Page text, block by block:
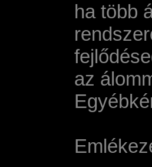
ha több
az